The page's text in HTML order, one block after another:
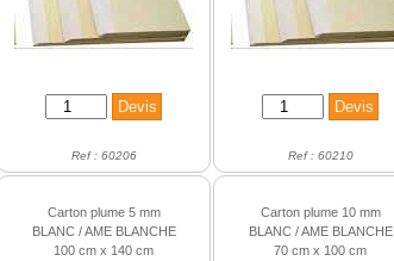
Ref : 60206 Ref : 60210
Carton plume 5 mm
BLANC / AME BLANCHE
100 cm x 140 cm
Carton plume 10 mm
BLANC / AME BLANCHE
70 cm x 100 cm